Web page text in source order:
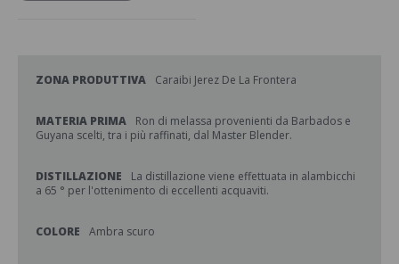
ZONA PRODUTTIVA Caraibi Jerez De La Frontera
MATERIA PRIMA
Ron di melassa provenienti da Barbados e
Guyana scelti, tra i più raffinati, dal Master Blender.
DISTILLAZIONE
La distillazione viene effettuata in alambicchi
a 65 ° per l'ottenimento di eccellenti acquaviti.
COLORE Ambra scuro